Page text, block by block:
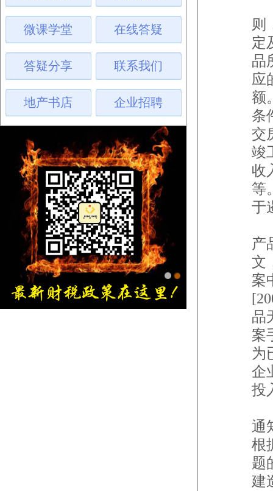
微课学堂 在线答疑
答疑分享 联系我们
地产书店 企业招聘
则
定
品
应
额
条
交
竣
收
等
于
产
文
案
品
案
为
企
投
通
根
题
建